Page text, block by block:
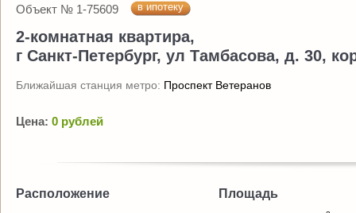
Объект № 1-75609 в ипотеку
2-комнатная квартира,
г Санкт-Петербург, ул Тамбасова, д. 30,
Ближайшая станция метро: Проспект Ветеранов
Цена: 0 рублей
Расположение Площадь